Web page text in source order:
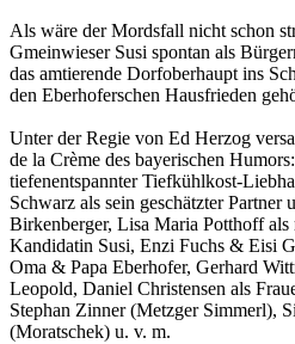
Als wäre der Mordsfall nicht schon
Gmeinwieser Susi spontan als
das amtierende Dorfoberhaupt ins
den Eberhoferschen Hausfrieden
Unter der Regie von Ed Herzog
de la Crème des bayerischen
tiefenentspannter Tiefkühlkost-
Schwarz als sein geschätzter
Birkenberger, Lisa Maria Potthoff als
Kandidatin Susi, Enzi Fuchs & Eisi
Oma & Papa Eberhofer, Gerhard
Leopold, Daniel Christensen als
Stephan Zinner (Metzger Simmerl),
(Moratschek) u. v. m.